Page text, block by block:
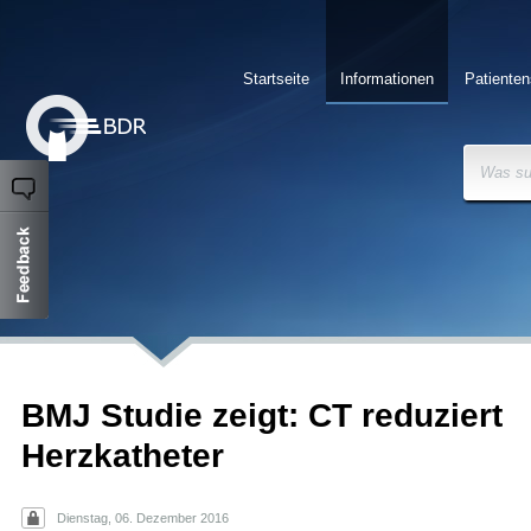
Informationen
Startseite
Was
BMJ Studie zeigt: CT reduziert
Herzkatheter
Dienstag, 06. Dezember 2016